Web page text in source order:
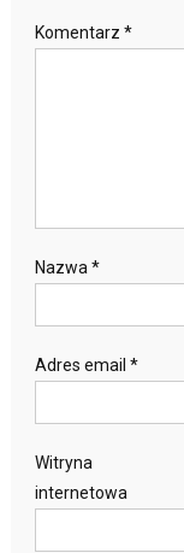
Komentarz *
Nazwa *
Adres email *
Witryna
internetowa